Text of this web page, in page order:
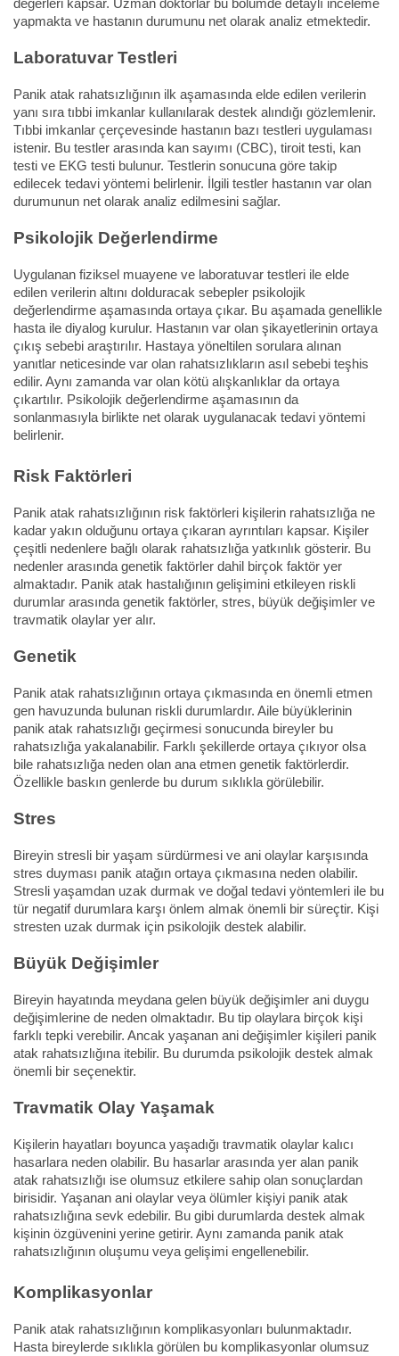
değerleri kapsar. Uzman doktorlar bu bölümde detaylı inceleme
yapmakta ve hastanın durumunu net olarak analiz etmektedir.
Laboratuvar Testleri
Panik atak rahatsızlığının ilk aşamasında elde edilen verilerin
yanı sıra tıbbi imkanlar kullanılarak destek alındığı gözlemlenir.
Tıbbi imkanlar çerçevesinde hastanın bazı testleri uygulaması
istenir. Bu testler arasında kan sayımı (CBC), tiroit testi, kan
testi ve EKG testi bulunur. Testlerin sonucuna göre takip
edilecek tedavi yöntemi belirlenir. İlgili testler hastanın var olan
durumunun net olarak analiz edilmesini sağlar.
Psikolojik Değerlendirme
Uygulanan fiziksel muayene ve laboratuvar testleri ile elde
edilen verilerin altını dolduracak sebepler psikolojik
değerlendirme aşamasında ortaya çıkar. Bu aşamada genellikle
hasta ile diyalog kurulur. Hastanın var olan şikayetlerinin ortaya
çıkış sebebi araştırılır. Hastaya yöneltilen sorulara alınan
yanıtlar neticesinde var olan rahatsızlıkların asıl sebebi teşhis
edilir. Aynı zamanda var olan kötü alışkanlıklar da ortaya
çıkartılır. Psikolojik değerlendirme aşamasının da
sonlanmasıyla birlikte net olarak uygulanacak tedavi yöntemi
belirlenir.
Risk Faktörleri
Panik atak rahatsızlığının risk faktörleri kişilerin rahatsızlığa ne
kadar yakın olduğunu ortaya çıkaran ayrıntıları kapsar. Kişiler
çeşitli nedenlere bağlı olarak rahatsızlığa yatkınlık gösterir. Bu
nedenler arasında genetik faktörler dahil birçok faktör yer
almaktadır. Panik atak hastalığının gelişimini etkileyen riskli
durumlar arasında genetik faktörler, stres, büyük değişimler ve
travmatik olaylar yer alır.
Genetik
Panik atak rahatsızlığının ortaya çıkmasında en önemli etmen
gen havuzunda bulunan riskli durumlardır. Aile büyüklerinin
panik atak rahatsızlığı geçirmesi sonucunda bireyler bu
rahatsızlığa yakalanabilir. Farklı şekillerde ortaya çıkıyor olsa
bile rahatsızlığa neden olan ana etmen genetik faktörlerdir.
Özellikle baskın genlerde bu durum sıklıkla görülebilir.
Stres
Bireyin stresli bir yaşam sürdürmesi ve ani olaylar karşısında
stres duyması panik atağın ortaya çıkmasına neden olabilir.
Stresli yaşamdan uzak durmak ve doğal tedavi yöntemleri ile bu
tür negatif durumlara karşı önlem almak önemli bir süreçtir. Kişi
stresten uzak durmak için psikolojik destek alabilir.
Büyük Değişimler
Bireyin hayatında meydana gelen büyük değişimler ani duygu
değişimlerine de neden olmaktadır. Bu tip olaylara birçok kişi
farklı tepki verebilir. Ancak yaşanan ani değişimler kişileri panik
atak rahatsızlığına itebilir. Bu durumda psikolojik destek almak
önemli bir seçenektir.
Travmatik Olay Yaşamak
Kişilerin hayatları boyunca yaşadığı travmatik olaylar kalıcı
hasarlara neden olabilir. Bu hasarlar arasında yer alan panik
atak rahatsızlığı ise olumsuz etkilere sahip olan sonuçlardan
birisidir. Yaşanan ani olaylar veya ölümler kişiyi panik atak
rahatsızlığına sevk edebilir. Bu gibi durumlarda destek almak
kişinin özgüvenini yerine getirir. Aynı zamanda panik atak
rahatsızlığının oluşumu veya gelişimi engellenebilir.
Komplikasyonlar
Panik atak rahatsızlığının komplikasyonları bulunmaktadır.
Hasta bireylerde sıklıkla görülen bu komplikasyonlar olumsuz